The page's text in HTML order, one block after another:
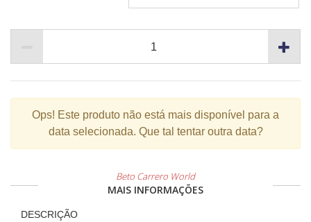
Ops! Este produto não está mais disponível para a
data selecionada. Que tal tentar outra data?
Beto Carrero World
MAIS INFORMAÇÕES
DESCRIÇÃO